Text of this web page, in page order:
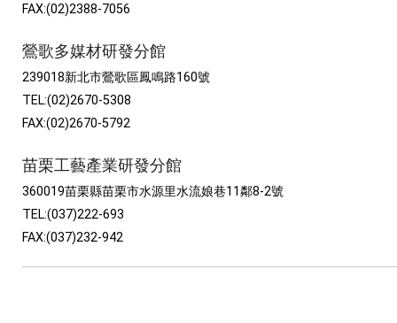
FAX:(02)2388-7056
鶯歌多媒材研發分館
239018新北市鶯歌區鳳鳴路160號
TEL:(02)2670-5308
FAX:(02)2670-5792
苗栗工藝產業研發分館
360019苗栗縣苗栗市水源里水流娘巷11鄰8-2號
TEL:(037)222-693
FAX:(037)232-942